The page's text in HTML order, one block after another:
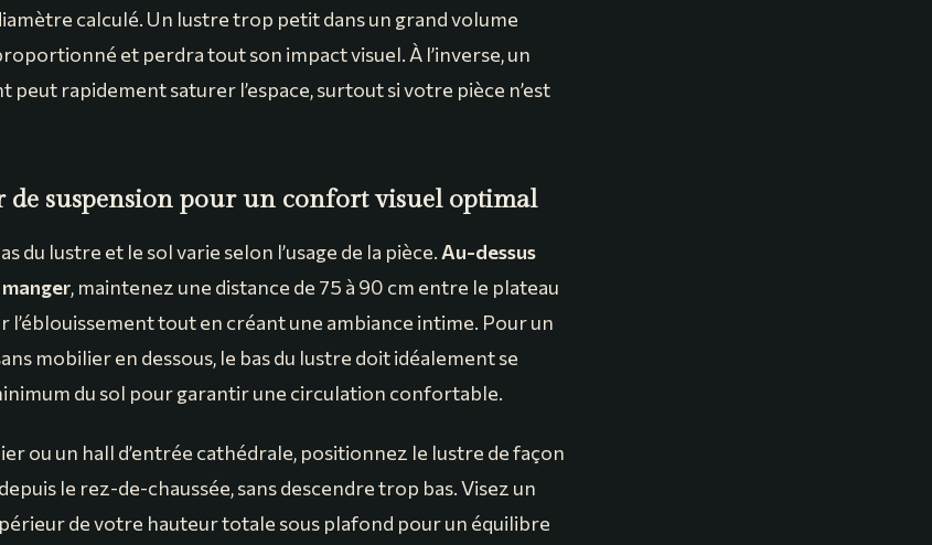
calculé. Un lustre trop petit dans un grand volume
et perdra tout son impact visuel. À l’inverse, un
peut rapidement saturer l’espace, surtout si votre pièce n’est
de suspension pour un confort visuel optimal
du lustre et le sol varie selon l’usage de la pièce.Au-dessus
manger, maintenez une distance de 75 à 90 cm entre le plateau
l’éblouissement tout en créant une ambiance intime. Pour un
mobilier en dessous, le bas du lustre doit idéalement se
du sol pour garantir une circulation confortable.
ou un hall d’entrée cathédrale, positionnez le lustre de façon
le rez-de-chaussée, sans descendre trop bas. Visez un
de votre hauteur totale sous plafond pour un équilibre